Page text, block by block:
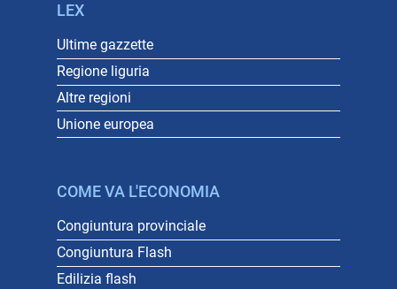
LEX
Ultime gazzette
Regione liguria
Altre regioni
Unione europea
COME VA L'ECONOMIA
Congiuntura provinciale
Congiuntura Flash
Edilizia flash